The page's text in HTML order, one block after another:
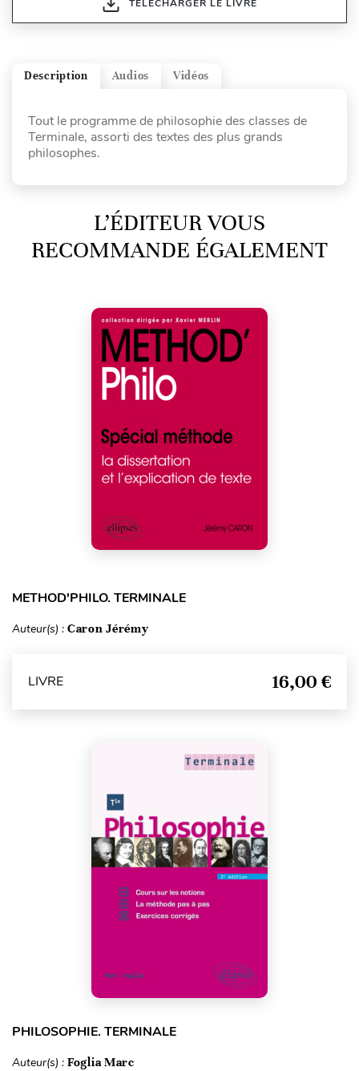
TÉLÉCHARGER LE LIVRE
Vidéos
Audios
Description
Tout le programme de philosophie des classes de
Terminale, assorti des textes des plus grands
philosophes.
L’ÉDITEUR VOUS
RECOMMANDE ÉGALEMENT
METHOD'PHILO. TERMINALE
Auteur(s) : Caron Jérémy
LIVRE 16,00 €
PHILOSOPHIE. TERMINALE
Auteur(s) : Foglia Marc